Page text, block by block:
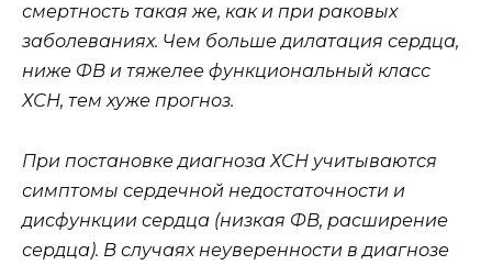
смертность такая же, как и при раковых
заболеваниях. Чем больше дилатация сердца,
ниже ФВ и тяжелее функциональный класс
ХСН, тем хуже прогноз.
При постановке диагноза ХСН учитываются
симптомы сердечной недостаточности и
дисфункции сердца (низкая ФВ, расширение
сердца). В случаях неуверенности в диагнозе